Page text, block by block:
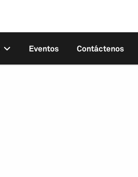
Eventos Contáctenos